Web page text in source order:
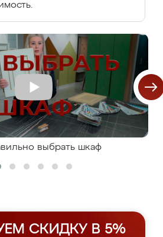
выбрать шкаф
СКИДКУ В 5%